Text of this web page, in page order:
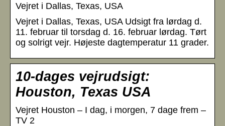
Vejret i Dallas, Texas, USA
Vejret i Dallas, Texas, USA Udsigt fra lørdag d.
11. februar til torsdag d. 16. februar lørdag. Tørt
og solrigt vejr. Højeste dagtemperatur 11 grader.
10-dages vejrudsigt:
Houston, Texas USA
Vejret Houston – I dag, i morgen, 7 dage frem –
TV 2